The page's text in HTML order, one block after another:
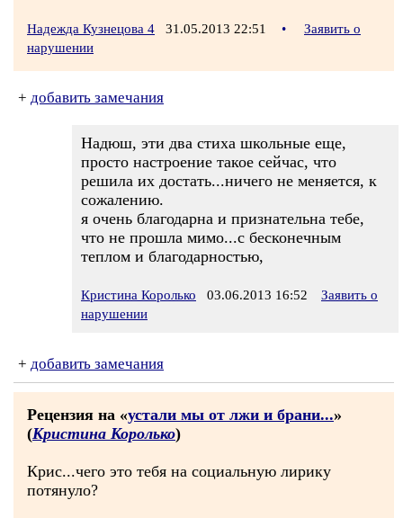
Надежда Кузнецова 4 31.05.2013 22:51 •
Заявить о
нарушении
+ добавить замечания
Надюш, эти два стиха школьные еще,
просто настроение такое сейчас, что
решила их достать...ничего не меняется, к
сожалению.
я очень благодарна и признательна тебе,
что не прошла мимо...с бесконечным
теплом и благодарностью,
Кристина Королько 03.06.2013 16:52
Заявить о
нарушении
+ добавить замечания
Рецензия на «устали мы от лжи и брани...»
(Кристина Королько)
Крис...чего это тебя на социальную лирику
потянуло?